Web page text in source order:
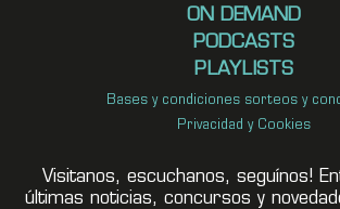
ON DEMAND
PODCASTS
PLAYLISTS
Bases y condiciones sorteos y
Privacidad y Cookies
Visitanos, escuchanos, seguínos!
últimas noticias, concursos y